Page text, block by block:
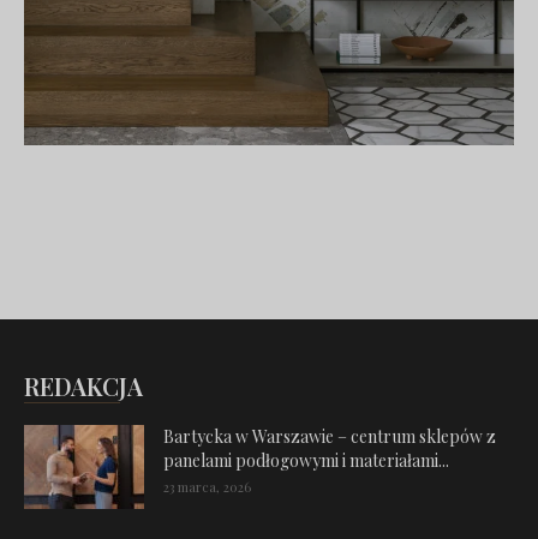
REDAKCJA
Bartycka w Warszawie – centrum sklepów z
panelami podłogowymi i materiałami...
23 marca, 2026